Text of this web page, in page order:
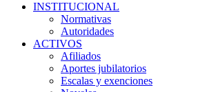
INSTITUCIONAL
Normativas
Autoridades
ACTIVOS
Afiliados
Aportes jubilatorios
Escalas y exenciones